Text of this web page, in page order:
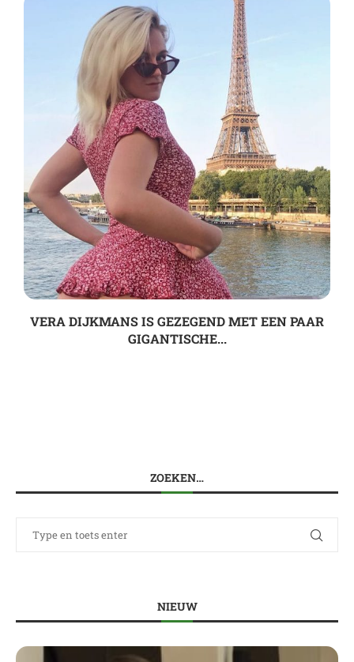
VERA DIJKMANS IS GEZEGEND MET EEN PAAR
GIGANTISCHE...
ZOEKEN…
NIEUW